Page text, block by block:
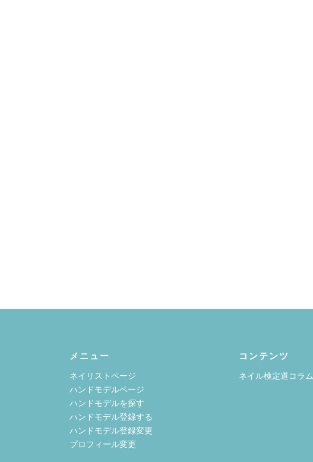
メニュー
ネイリストページ
ハンドモデルページ
ハンドモデルを探す
ハンドモデル登録する
ハンドモデル登録変更
プロフィール変更
コンテンツ
ネイル検定道コラム